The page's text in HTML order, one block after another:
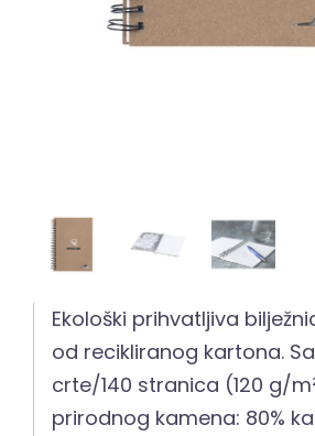
Ekološki prihvatljiva
od recikliranog kartona.
crte/140 stranica (120 g/
prirodnog kamena: 80%